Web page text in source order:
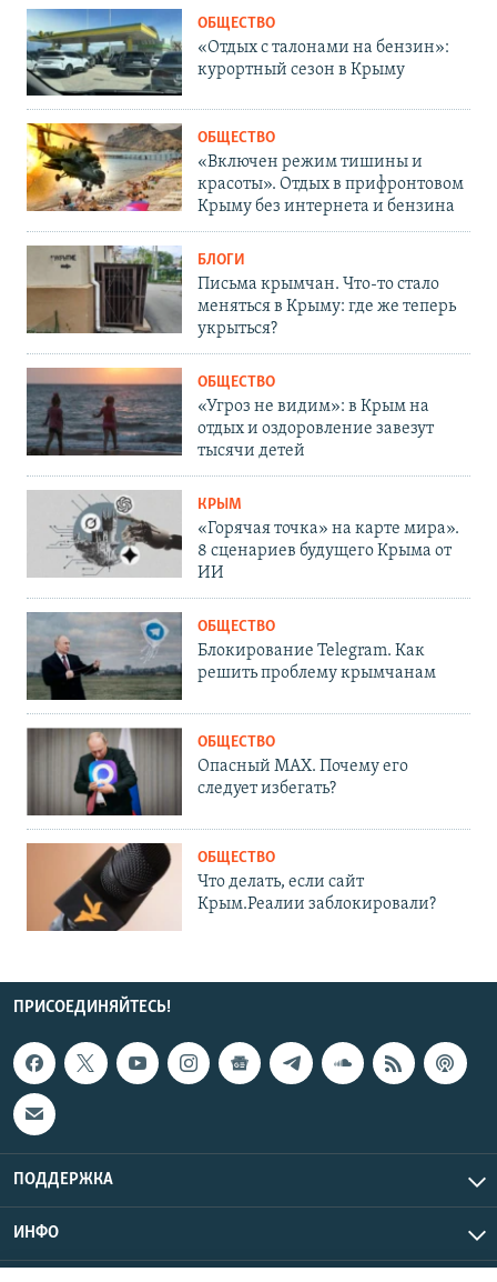
ОБЩЕСТВО
«Отдых с талонами на бензин»:
курортный сезон в Крыму
ОБЩЕСТВО
«Включен режим тишины и
красоты». Отдых в прифронтовом
Крыму без интернета и бензина
БЛОГИ
Письма крымчан. Что-то стало
меняться в Крыму: где же теперь
укрыться?
ОБЩЕСТВО
«Угроз не видим»: в Крым на
отдых и оздоровление завезут
тысячи детей
КРЫМ
«Горячая точка» на карте мира».
8 сценариев будущего Крыма от
ИИ
ОБЩЕСТВО
Блокирование Telegram. Как
решить проблему крымчанам
ОБЩЕСТВО
Опасный MAX. Почему его
следует избегать?
ОБЩЕСТВО
Что делать, если сайт
Крым.Реалии заблокировали?
ПРИСОЕДИНЯЙТЕСЬ!
ПОДДЕРЖКА
ИНФО